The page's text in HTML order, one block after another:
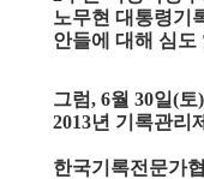
노무현 대통령기
안들에 대해 심도
그럼, 6월 30일(
2013년 기록관리
한국기록전문가